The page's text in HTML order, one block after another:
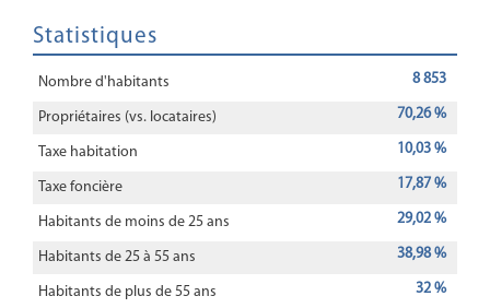
Statistiques
Nombre d'habitants 8 853
Propriétaires (vs. locataires) 70,26 %
Taxe habitation 10,03 %
Taxe foncière 17,87 %
Habitants de moins de 25 ans 29,02 %
Habitants de 25 à 55 ans 38,98 %
Habitants de plus de 55 ans 32 %